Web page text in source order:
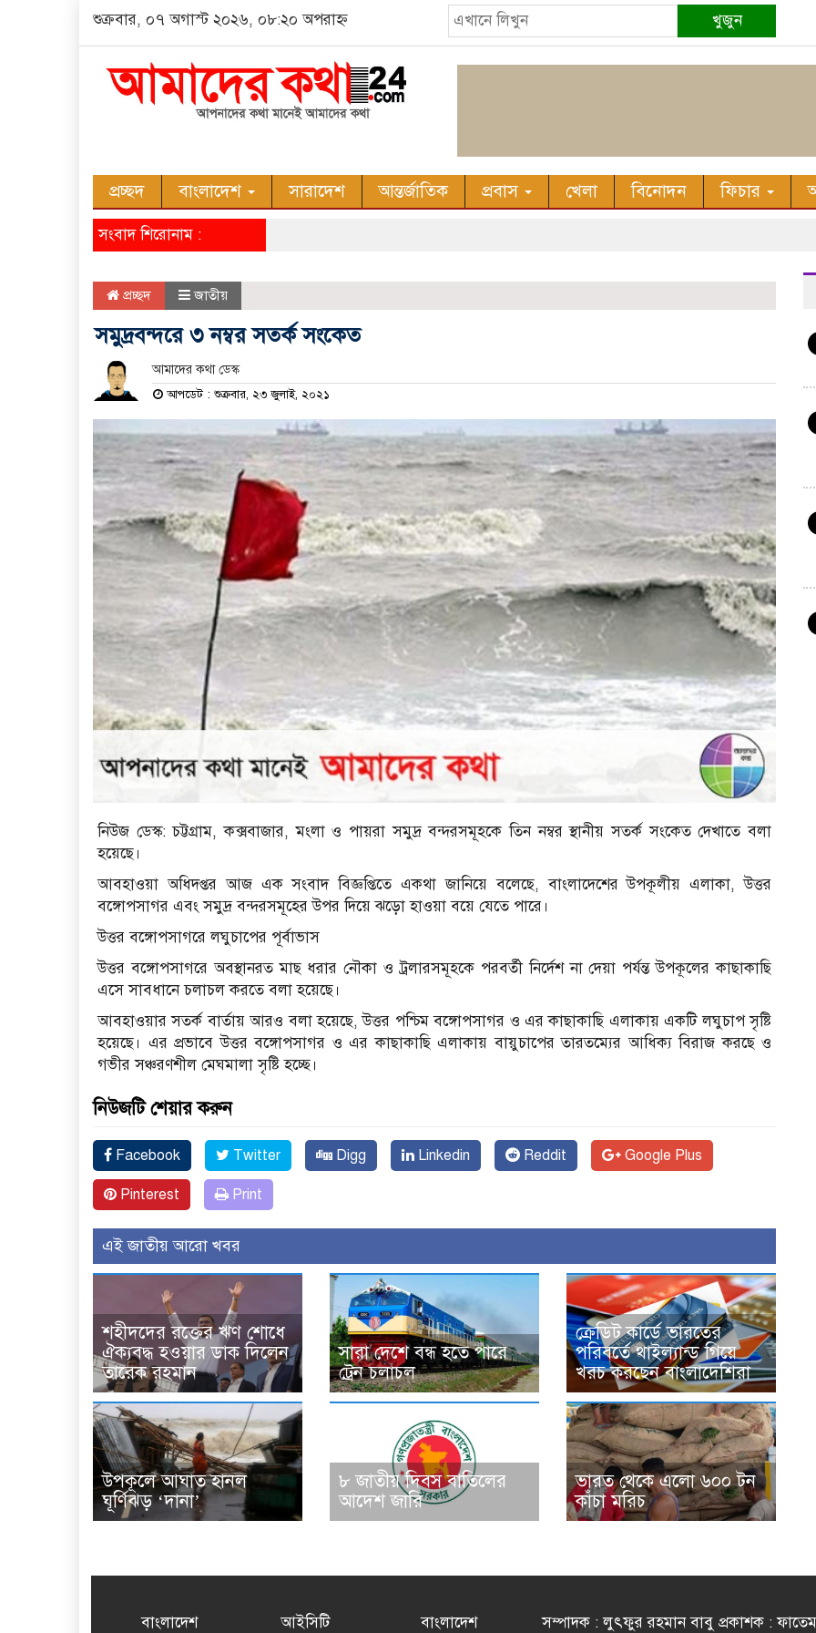
শুক্রবার, ০৭ অগাস্ট ২০২৬, ০৮:২০ অপরাহ্ন খুজুন
প্রচ্ছদ বাংলাদেশ সারাদেশ আন্তর্জাতিক প্রবাস খেলা বিনোদন ফিচার
সংবাদ শিরোনাম :
প্রচ্ছদ জাতীয়
সমুদ্রবন্দরে ৩ নম্বর সতর্ক সংকেত
আমাদের কথা ডেস্ক
আপডেট : শুক্রবার, ২৩ জুলাই, ২০২১
নিউজ ডেস্ক: চট্টগ্রাম, কক্সবাজার, মংলা ও পায়রা সমুদ্র বন্দরসমূহকে তিন নম্বর স্থানীয় সতর্ক সংকেত দেখাতে বলা
হয়েছে।
আবহাওয়া অধিদপ্তর আজ এক সংবাদ বিজ্ঞপ্তিতে একথা জানিয়ে বলেছে, বাংলাদেশের উপকূলীয় এলাকা, উত্তর
বঙ্গোপসাগর এবং সমুদ্র বন্দরসমূহের উপর দিয়ে ঝড়ো হাওয়া বয়ে যেতে পারে।
উত্তর বঙ্গোপসাগরে লঘুচাপের পূর্বাভাস
উত্তর বঙ্গোপসাগরে অবস্থানরত মাছ ধরার নৌকা ও ট্রলারসমূহকে পরবর্তী নির্দেশ না দেয়া পর্যন্ত উপকূলের কাছাকাছি
এসে সাবধানে চলাচল করতে বলা হয়েছে।
আবহাওয়ার সতর্ক বার্তায় আরও বলা হয়েছে, উত্তর পশ্চিম বঙ্গোপসাগর ও এর কাছাকাছি এলাকায় একটি লঘুচাপ সৃষ্টি
হয়েছে। এর প্রভাবে উত্তর বঙ্গোপসাগর ও এর কাছাকাছি এলাকায় বায়ুচাপের তারতম্যের আধিক্য বিরাজ করছে ও
গভীর সঞ্চরণশীল মেঘমালা সৃষ্টি হচ্ছে।
নিউজটি শেয়ার করুন
Facebook Twitter Digg Linkedin Reddit Google Plus
Pinterest Print
এই জাতীয় আরো খবর
শহীদদের রক্তের ঋণ শোধে
ঐক্যবদ্ধ হওয়ার ডাক দিলেন
তারেক রহমান
সারা দেশে বন্ধ হতে পারে
ট্রেন চলাচল
ক্রেডিট কার্ডে ভারতের
পরিবর্তে থাইল্যান্ড গিয়ে
খরচ করছেন বাংলাদেশিরা
উপকূলে আঘাত হানল
ঘূর্ণিঝড় ‘দানা’
৮ জাতীয় দিবস বাতিলের
আদেশ জারি
ভারত থেকে এলো ৬০০ টন
কাঁচা মরিচ
বাংলাদেশ আইসিটি বাংলাদেশ সম্পাদক : লুৎফুর রহমান বাবু প্রকাশক :